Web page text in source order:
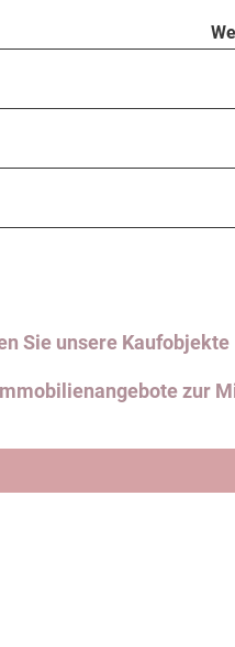
Sie unsere Kaufobjekte
zur